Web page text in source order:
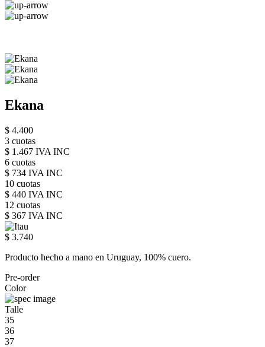
Ekana
$ 4.400
3 cuotas
$ 1.467 IVA INC
6 cuotas
$ 734 IVA INC
10 cuotas
$ 440 IVA INC
12 cuotas
$ 367 IVA INC
$ 3.740
Producto hecho a mano en Uruguay, 100% cuero.
Pre-order
Color
Talle
35
36
37